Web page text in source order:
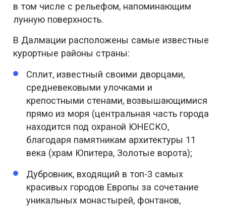
в том числе с рельефом, напоминающим
лунную поверхность.
В Далмации расположены самые известные
курортные районы страны:
Сплит, известный своими дворцами,
средневековыми улочками и
крепостными стенами, возвышающимися
прямо из моря (центральная часть города
находится под охраной ЮНЕСКО,
благодаря памятникам архитектуры 11
века (храм Юпитера, Золотые ворота);
Дубровник, входящий в топ-3 самых
красивых городов Европы за сочетание
уникальных монастырей, фонтанов,